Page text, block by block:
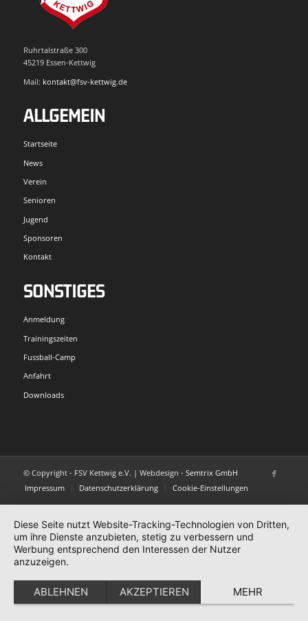
Ruhrtalstraße 300
45219 Essen-Kettwig
Mail: kontakt@fsv-kettwig.de
ALLGEMEIN
Startseite
News
Verein
Senioren
Jugend
Sponsoren
Kontakt
SONSTIGES
Anmeldung
Trainingszeiten
Fussball-Camp
Anfahrt
Downloads
© Copyright - FSV Kettwig e.V. | Webdesign - Semtrix GmbH
Impressum
Datenschutzerklärung Cookie-Einstellungen
Diese Seite nutzt Website-Tracking-Technologien von Dritten,
um ihre Dienste anzubieten, stetig zu verbessern und
Werbung entsprechend den Interessen der Nutzer
anzuzeigen.
ABLEHNEN AKZEPTIEREN MEHR